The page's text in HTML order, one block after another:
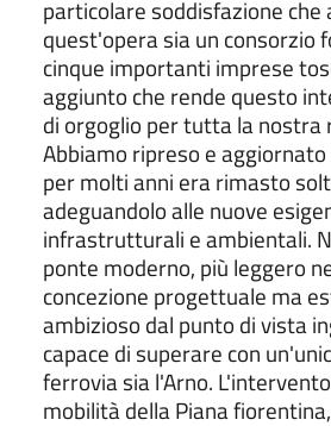
particolare soddisfazione che
quest'opera sia un consorzio
cinque importanti imprese
aggiunto che rende questo
di orgoglio per tutta la nostra
Abbiamo ripreso e
per molti anni era rimasto
adeguandolo alle nuove
infrastrutturali e ambientali.
ponte moderno, più leggero
concezione progettuale ma
ambizioso dal punto di vista
capace di superare con
ferrovia sia l'Arno.
mobilità della Piana